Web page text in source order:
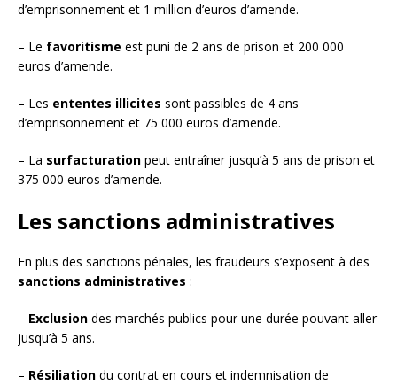
d’emprisonnement et 1 million d’euros d’amende.
– Le favoritisme est puni de 2 ans de prison et 200 000
euros d’amende.
– Les ententes illicites sont passibles de 4 ans
d’emprisonnement et 75 000 euros d’amende.
– La surfacturation peut entraîner jusqu’à 5 ans de prison et
375 000 euros d’amende.
Les sanctions administratives
En plus des sanctions pénales, les fraudeurs s’exposent à des
sanctions administratives :
– Exclusion des marchés publics pour une durée pouvant aller
jusqu’à 5 ans.
– Résiliation du contrat en cours et indemnisation de